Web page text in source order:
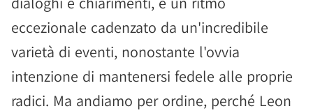
eccezionale cadenzato da un'incredibile
varietà di eventi, nonostante l'ovvia
intenzione di mantenersi fedele alle proprie
radici. Ma andiamo per ordine, perché Leon